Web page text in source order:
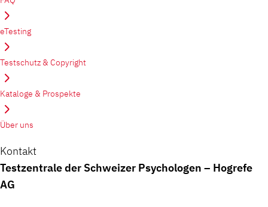
eTesting
Testschutz & Copyright
Kataloge & Prospekte
Über uns
Kontakt
Testzentrale der Schweizer Psychologen – Hogrefe
AG